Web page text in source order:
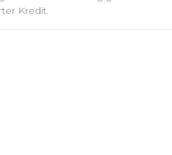
Kredit.